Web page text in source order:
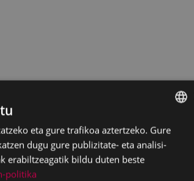
BASQUE
SPANISH
eta gure trafikoa aztertzeko. Gure
dugu gure publizitate- eta analisi-
erabiltzeagatik bildu duten beste
politika